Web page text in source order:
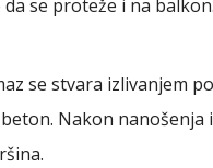
se proteže i na balkon.
se stvara izlivanjem
Nakon